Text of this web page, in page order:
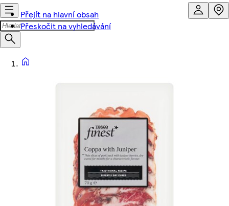
Přejít na hlavní obsah
Přeskočit na vyhledávání